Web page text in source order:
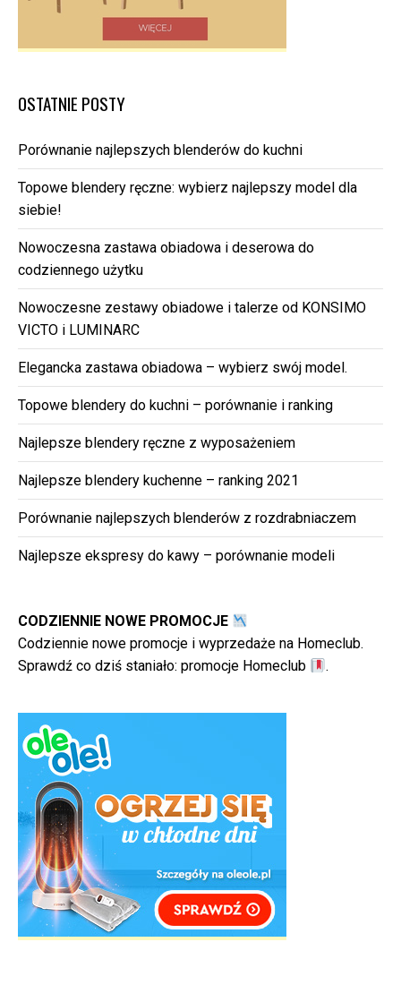
OSTATNIE POSTY
Porównanie najlepszych blenderów do kuchni
Topowe blendery ręczne: wybierz najlepszy model dla
siebie!
Nowoczesna zastawa obiadowa i deserowa do
codziennego użytku
Nowoczesne zestawy obiadowe i talerze od KONSIMO
VICTO i LUMINARC
Elegancka zastawa obiadowa – wybierz swój model.
Topowe blendery do kuchni – porównanie i ranking
Najlepsze blendery ręczne z wyposażeniem
Najlepsze blendery kuchenne – ranking 2021
Porównanie najlepszych blenderów z rozdrabniaczem
Najlepsze ekspresy do kawy – porównanie modeli
CODZIENNIE NOWE PROMOCJE
Codziennie nowe promocje i wyprzedaże na Homeclub.
Sprawdź co dziś staniało: promocje Homeclub .